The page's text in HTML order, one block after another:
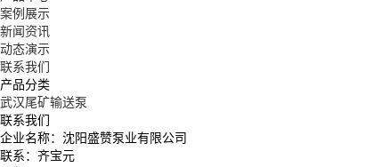
案例展示
新闻资讯
动态演示
联系我们
产品分类
武汉尾矿输送泵
联系我们
企业名称：沈阳盛赞泵业有限公司
联系：齐宝元